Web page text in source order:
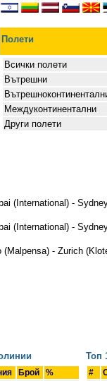
Полети
Всички полети
Вътрешни
Междуконтинентални
Други полети
(International) -
(International) -
(Malpensa) - Zurich
Брой %
Топ
#